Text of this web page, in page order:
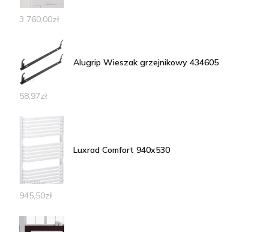
3 760,00zł
Alugrip Wieszak grzejnikowy 434605
58,97zł
Luxrad Comfort 940x530
945,50zł